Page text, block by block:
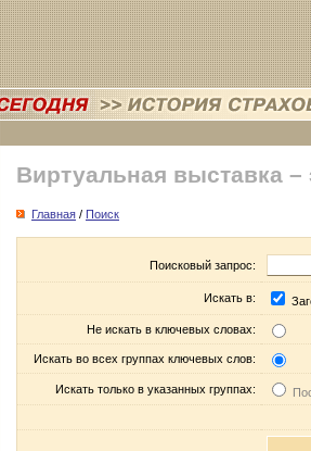
Виртуальная выставка –
Главная / Поиск
Поисковый запрос:
Искать в:
Не искать в ключевых словах:
Искать во всех группах ключевых слов:
Искать только в указанных группах: